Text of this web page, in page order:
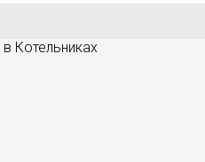
в Котельниках